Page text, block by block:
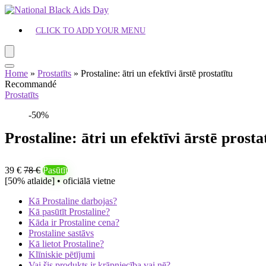
CLICK TO ADD YOUR MENU
Home » Prostatīts » Prostaline: ātri un efektīvi ārstē prostatītu
Recommandé
Prostatīts
-50%
Prostaline: ātri un efektīvi ārstē
39 € 78 € Pasūtīt
[50% atlaide] • oficiālā vietne
Kā Prostaline darbojas?
Kā pasūtīt Prostaline?
Kāda ir Prostaline cena?
Prostaline sastāvs
Kā lietot Prostaline?
Klīniskie pētījumi